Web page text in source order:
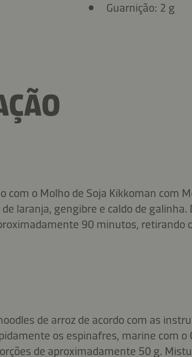
Guarnição: 2 g
com o Molho de Soja Kikkoman com
laranja, gengibre e caldo de galinha.
90 minutos, retirando
de arroz de acordo com as
os espinafres, marine com o
de aproximadamente 50 g.